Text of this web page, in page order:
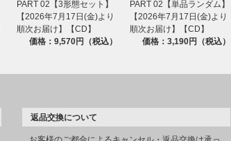
PART 02【3形態セット】
【2026年7月17日(金)より
順次お届け】【CD】
価格：9,570円（税込）
PART 02【単品ランダム】
【2026年7月17日(金)より
順次お届け】【CD】
価格：3,190円（税込）
返品交換について